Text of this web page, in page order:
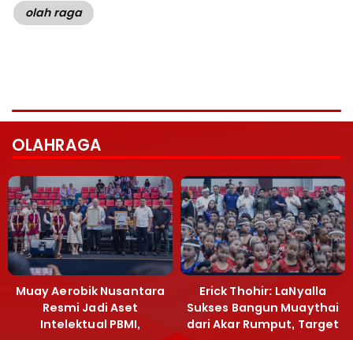
olah raga
OLAHRAGA
Muay Aerobik Nusantara
Resmi Jadi Aset
Intelektual PBMI,
Erick Thohir: LaNyalla
Sukses Bangun Muaythai
dari Akar Rumput, Target